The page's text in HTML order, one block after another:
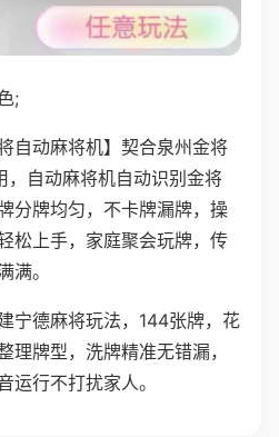
;
自动麻将机】契合泉州金将
，自动麻将机自动识别金将
分牌均匀，不卡牌漏牌，操
松上手，家庭聚会玩牌，传
满。
宁德麻将玩法，144张牌，花
理牌型，洗牌精准无错漏，
运行不打扰家人。